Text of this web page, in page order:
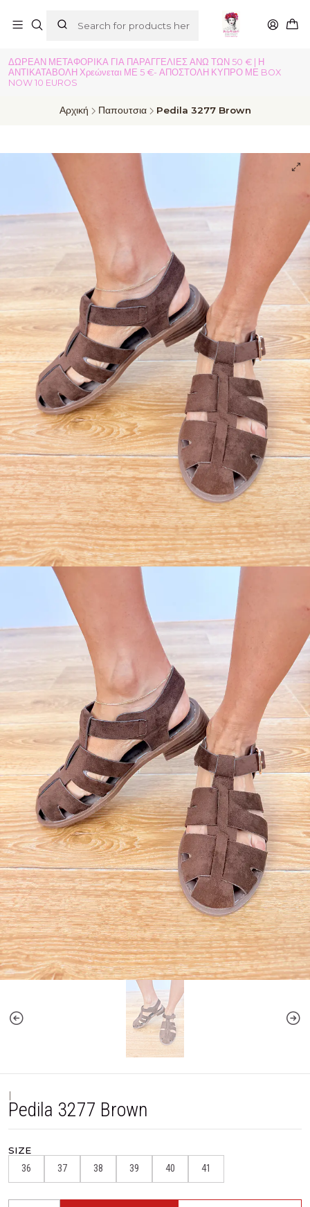
ΔΩΡΕΑΝ ΜΕΤΑΦΟΡΙΚΑ ΓΙΑ ΠΑΡΑΓΓΕΛΙΕΣ ΑΝΩ ΤΩΝ 50 € | Η
ΑΝΤΙΚΑΤΑΒΟΛΗ Χρεώνεται ΜΕ 5 €- ΑΠΟΣΤΟΛΗ ΚΥΠΡΟ ΜΕ BOX
NOW 10 EUROS
Αρχική Παπουτσια Pedila 3277 Brown
|
Pedila 3277 Brown
SIZE
36 37 38 39 40 41